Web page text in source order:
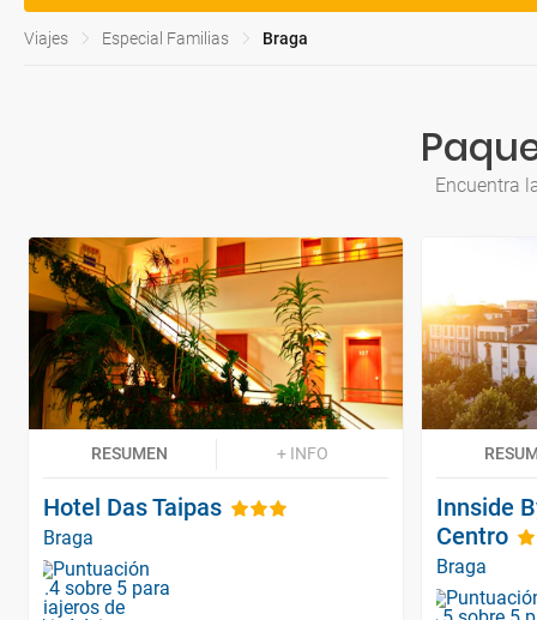
Viajes Especial Familias Braga
Encuentra
RESUMEN + INFO
Hotel Das Taipas
Braga
Innside
Centro
Braga